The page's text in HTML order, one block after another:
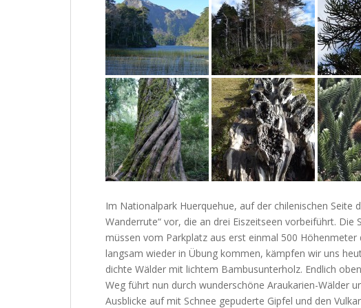
Im Nationalpark Huerquehue, auf der chilenischen Seite
Wanderrute“ vor, die an drei Eiszeitseen vorbeiführt. Die
müssen vom Parkplatz aus erst einmal 500
langsam wieder in Übung kommen, kämpfen wir uns
dichte Wälder mit lichtem Bambusunterholz. Endlich
Weg führt nun durch wunderschöne Araukarien-Wälder
Ausblicke auf mit Schnee gepuderte Gipfel und den